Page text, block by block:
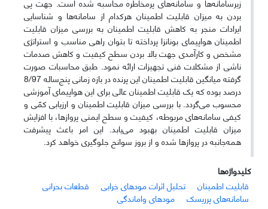
بردن به میزان قابلیت اطمینان هرکدام از سامانه‌ها و شناسایی
ایرادات منجر به کاهش قابلیت اطمینان به بررسی میزان قابلیت
اطمینان هواپیمای بونانزا پرداخته تا بتوان راهی مناسب و استراتژی
مشخص و کارآمدی جهت بالا بردن سطح کیفیت و کاهش صدمات
ناشی از مشکلات فنی تجهیزات ارائه نمود. طبق محاسبات صورت
گرفته میانگین قابلیت اطمینان این پرنده در بازه زمانی پنج‌ساله 8/97
درصد بوده که یک قابلیت اطمینان عالی برای این هواپیمای آموزشی
محسوب می‌گردد. با بررسی میزان قابلیت اطمینان و ارزیابی کمّی و
کیفی سامانه‌های مربوطه، کیفیت و سطح ایمنی پروازها، با افزایش
میزان قابلیت اطمینان بهبود می‌یابد. این امر باعث پیشرفت
همه‌جانبه در پروازها شده و از بروز سوانح جلوگیری خواهد کرد.
کلیدواژه‌ها
قابلیت اطمینان
تحلیل اثرات مودهای خرابی
قطعات بحرانی
سامانه‌های پرریسک
مودهای واماندگی